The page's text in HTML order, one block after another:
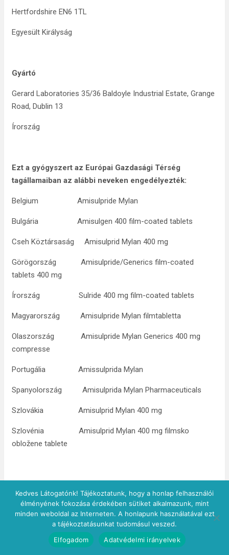
Hertfordshire EN6 1TL
Egyesült Királyság
Gyártó
Gerard Laboratories 35/36 Baldoyle Industrial Estate, Grange
Road, Dublin 13
Írország
Ezt a gyógyszert az Európai Gazdasági Térség
tagállamaiban az alábbi neveken engedélyezték:
Belgium Amisulpride Mylan
Bulgária Amisulgen 400 film-coated tablets
Cseh Köztársaság Amisulprid Mylan 400 mg
Görögország Amisulpride/Generics film-coated
tablets 400 mg
Írország Sulride 400 mg film-coated tablets
Magyarország Amisulpride Mylan filmtabletta
Olaszország Amisulpride Mylan Generics 400 mg
compresse
Portugália Amissulprida Mylan
Spanyolország Amisulprida Mylan Pharmaceuticals
Szlovákia Amisulprid Mylan 400 mg
Szlovénia Amisulprid Mylan 400 mg filmsko
obložene tablete
PVC/Alumínium buborékcsomagolásban
OGYI-T-21817/11 60 db filmtabletta
PVC/Alumínium buborékcsomagolásban
Kedves Látogatónk! Tájékoztatunk, hogy a honlap felhasználói
élményének fokozása érdekében sütiket alkalmazunk, mint
minden weboldal az Interneten. A honlapunk használatával ezt
a tájékoztatásunkat tudomásul veszed.
Elfogadom
Adatvédelmi irányelvek